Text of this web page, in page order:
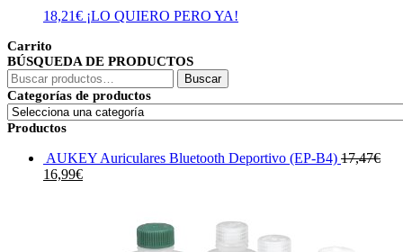
18,21€ ¡LO QUIERO PERO YA!
Carrito
BÚSQUEDA DE PRODUCTOS
Buscar
por:
Buscar
Categorías de productos
Productos
AUKEY Auriculares Bluetooth Deportivo (EP-B4) 17,47€
El
16,99€El